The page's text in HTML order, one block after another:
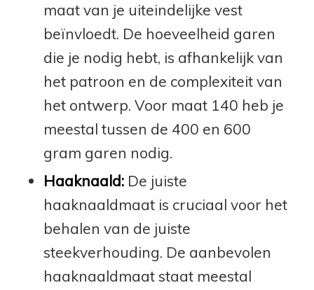
maat van je uiteindelijke vest
beïnvloedt. De hoeveelheid garen
die je nodig hebt, is afhankelijk van
het patroon en de complexiteit van
het ontwerp. Voor maat 140 heb je
meestal tussen de 400 en 600
gram garen nodig.
Haaknaald:De juiste
haaknaaldmaat is cruciaal voor het
behalen van de juiste
steekverhouding. De aanbevolen
haaknaaldmaat staat meestal